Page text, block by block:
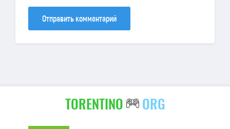
Отправить комментарий
TORENTINO ORG